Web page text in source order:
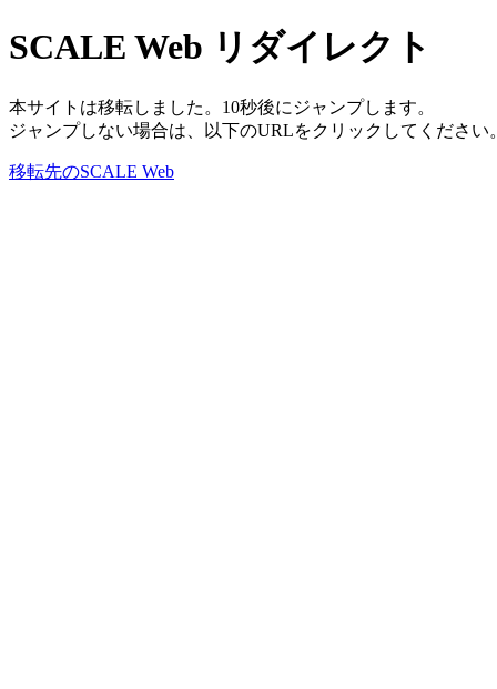
SCALE Web リダイレクト
本サイトは移転しました。10秒後にジャンプします。
ジャンプしない場合は、以下のURLをクリックしてください
移転先のSCALE Web